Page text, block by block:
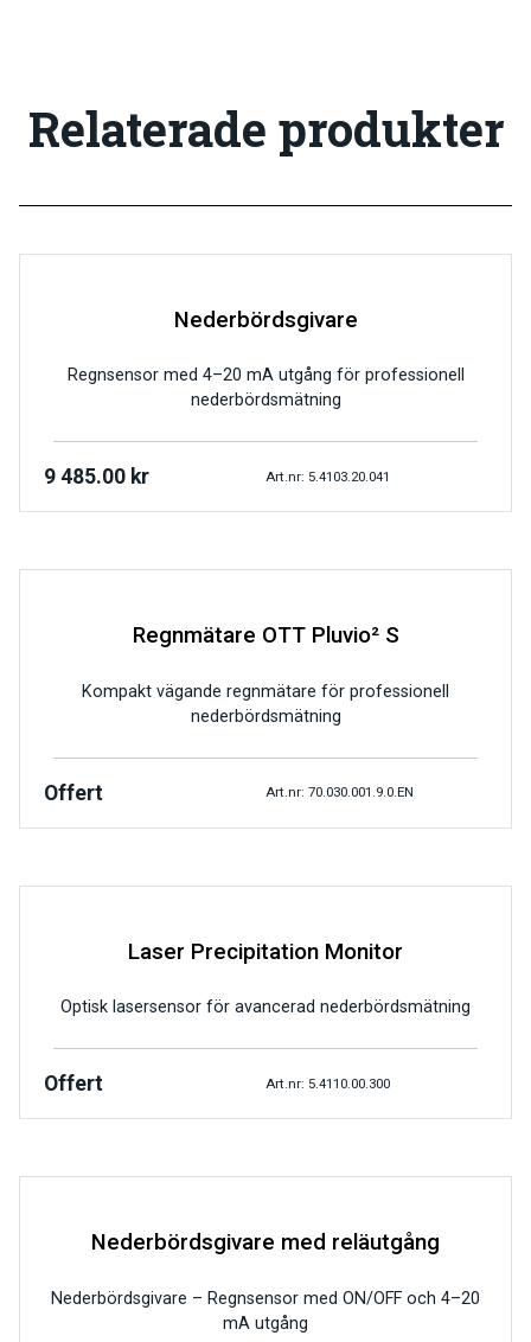
Relaterade produkter
Nederbördsgivare
Regnsensor med 4–20 mA utgång för professionell
nederbördsmätning
9 485.00 kr Art.nr: 5.4103.20.041
Regnmätare OTT Pluvio² S
Kompakt vägande regnmätare för professionell
nederbördsmätning
Offert Art.nr: 70.030.001.9.0.EN
Laser Precipitation Monitor
Optisk lasersensor för avancerad nederbördsmätning
Offert Art.nr: 5.4110.00.300
Nederbördsgivare med reläutgång
Nederbördsgivare – Regnsensor med ON/OFF och 4–20
mA utgång